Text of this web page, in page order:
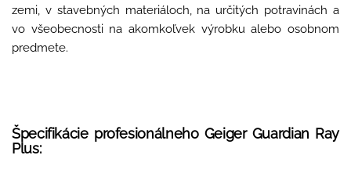
zemi, v stavebných materiáloch, na určitých potravinách a
vo všeobecnosti na akomkoľvek výrobku alebo osobnom
predmete.
Špecifikácie profesionálneho Geiger Guardian Ray
Plus: